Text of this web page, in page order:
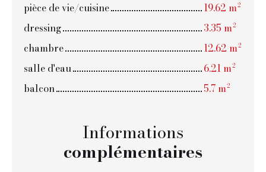
pièce de vie/cuisine
19.62 m²
dressing
3.35 m²
chambre
12.62 m²
salle d'eau
6.21 m²
balcon
5.7 m²
Informations
complémentaires